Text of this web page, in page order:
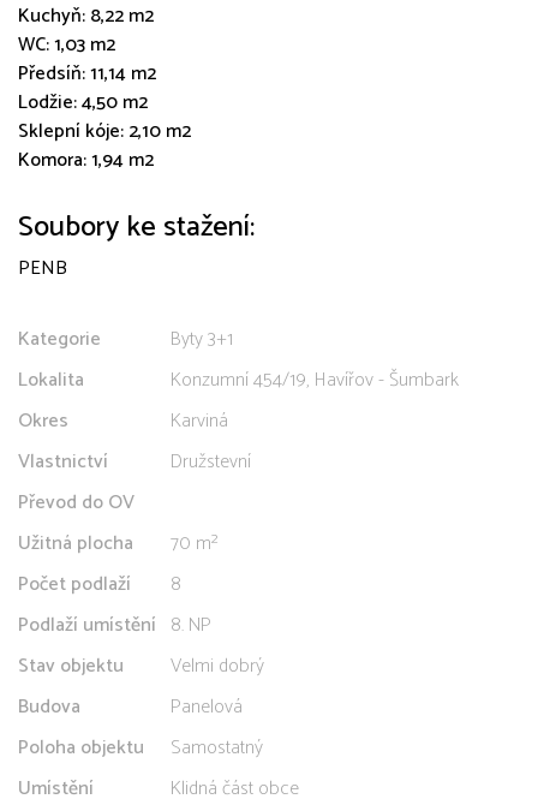
Kuchyň: 8,22 m2
WC: 1,03 m2
Předsíň: 11,14 m2
Lodžie: 4,50 m2
Sklepní kóje: 2,10 m2
Komora: 1,94 m2
Soubory ke stažení:
PENB
Kategorie
Byty 3+1
Lokalita
Konzumní 454/19, Havířov - Šumbark
Okres
Karviná
Vlastnictví
Družstevní
Převod do OV
Užitná plocha
70 m²
Počet podlaží
8
Podlaží umístění 8. NP
Stav objektu
Velmi dobrý
Budova
Panelová
Poloha objektu
Samostatný
Umístění
Klidná část obce